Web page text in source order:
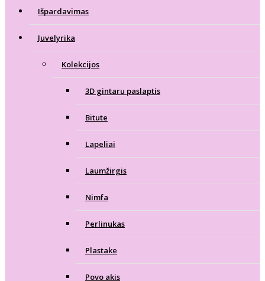
Išpardavimas
Juvelyrika
Kolekcijos
3D gintaru paslaptis
Bitute
Lapeliai
Laumžirgis
Nimfa
Perlinukas
Plastake
Povo akis